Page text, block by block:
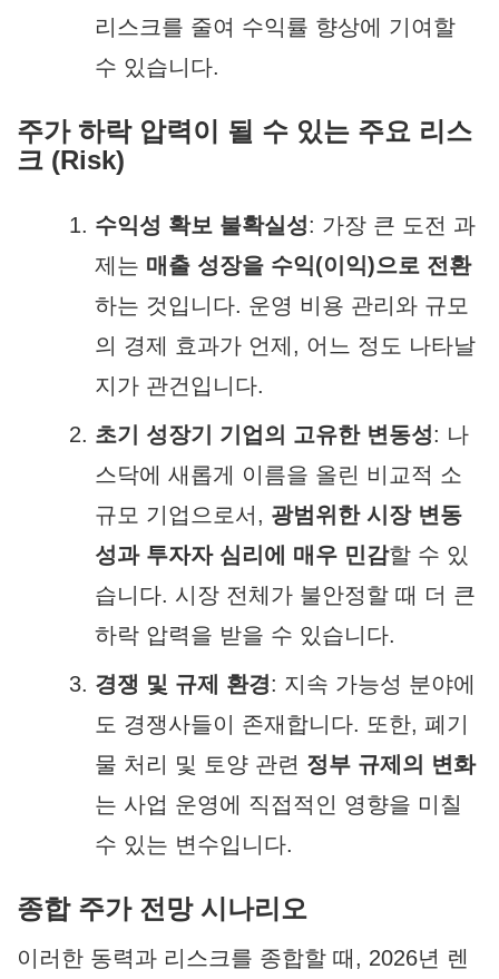
리스크를 줄여 수익률 향상에 기여할
수 있습니다.
주가 하락 압력이 될 수 있는 주요 리스
크 (Risk)
수익성 확보 불확실성: 가장 큰 도전 과
제는 매출 성장을 수익(이익)으로 전환
하는 것입니다. 운영 비용 관리와 규모
의 경제 효과가 언제, 어느 정도 나타날
지가 관건입니다.
초기 성장기 기업의 고유한 변동성: 나
스닥에 새롭게 이름을 올린 비교적 소
규모 기업으로서, 광범위한 시장 변동
성과 투자자 심리에 매우 민감할 수 있
습니다. 시장 전체가 불안정할 때 더 큰
하락 압력을 받을 수 있습니다.
경쟁 및 규제 환경: 지속 가능성 분야에
도 경쟁사들이 존재합니다. 또한, 폐기
물 처리 및 토양 관련 정부 규제의 변화
는 사업 운영에 직접적인 영향을 미칠
수 있는 변수입니다.
종합 주가 전망 시나리오
이러한 동력과 리스크를 종합할 때, 2026년 렌